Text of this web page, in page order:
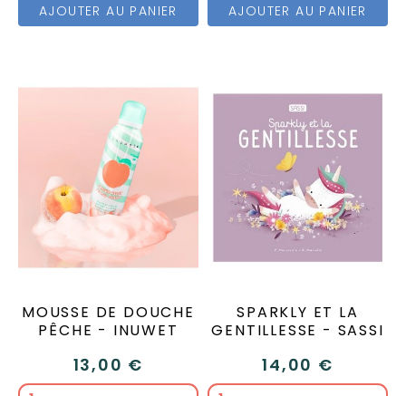
AJOUTER AU PANIER AJOUTER AU PANIER
MOUSSE DE DOUCHE
PÊCHE - INUWET
13,00 €
SPARKLY ET LA
GENTILLESSE - SASSI
14,00 €